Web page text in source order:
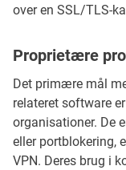
over en SSL/TLS-
Proprietære
Det primære mål
relateret software
organisationer. De
eller portblokering,
VPN. Deres brug i